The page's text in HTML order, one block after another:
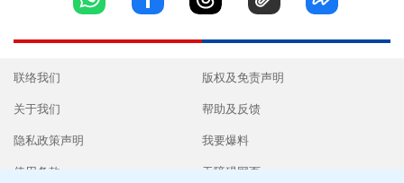
联络我们
关于我们
隐私政策声明
使用条款
版权及免责声明
帮助及反馈
我要爆料
无障碍网页